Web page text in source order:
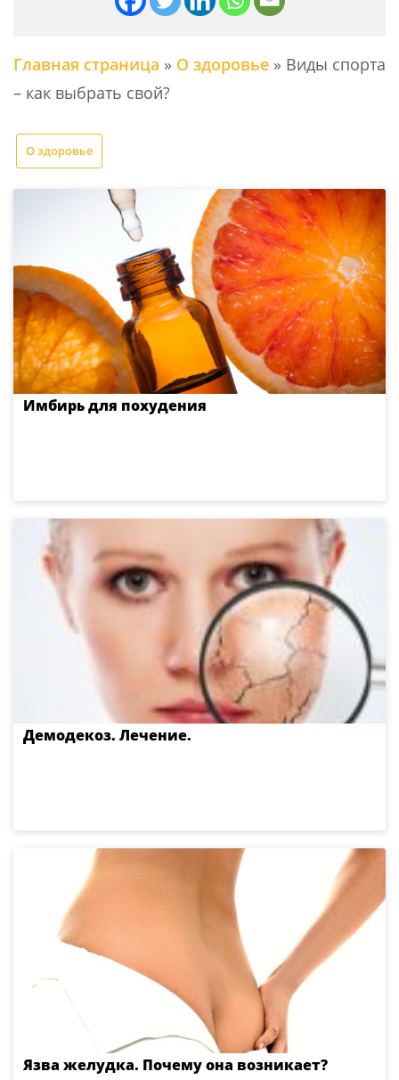
Главная страница » О здоровье » Виды спорта
– как выбрать свой?
О здоровье
Имбирь для похудения
Демодекоз. Лечение.
Язва желудка. Почему она возникает?